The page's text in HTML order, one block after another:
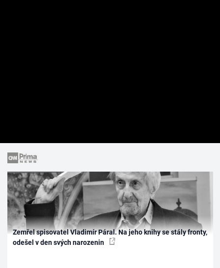
Zemřel spisovatel Vladimír Páral. Na jeho knihy se stály fronty,
odešel v den svých narozenin